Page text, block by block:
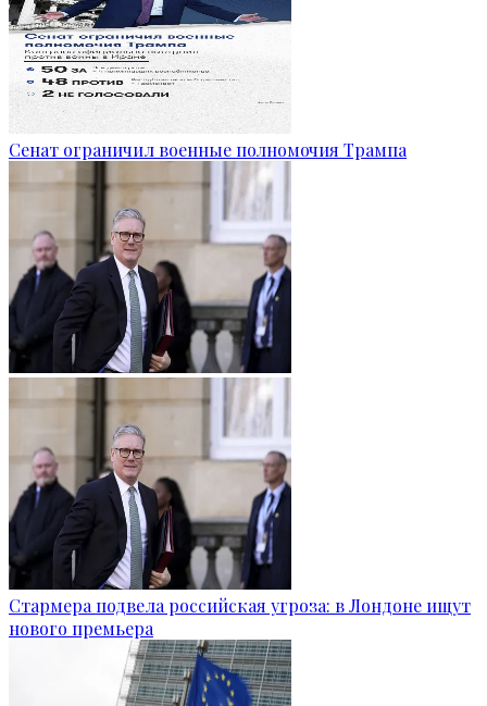
Сенат ограничил военные полномочия Трампа
Стармера подвела российская угроза: в Лондоне ищут
нового премьера